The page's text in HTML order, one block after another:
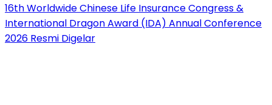
16th Worldwide Chinese Life Insurance Congress &
International Dragon Award (IDA) Annual Conference
2026 Resmi Digelar